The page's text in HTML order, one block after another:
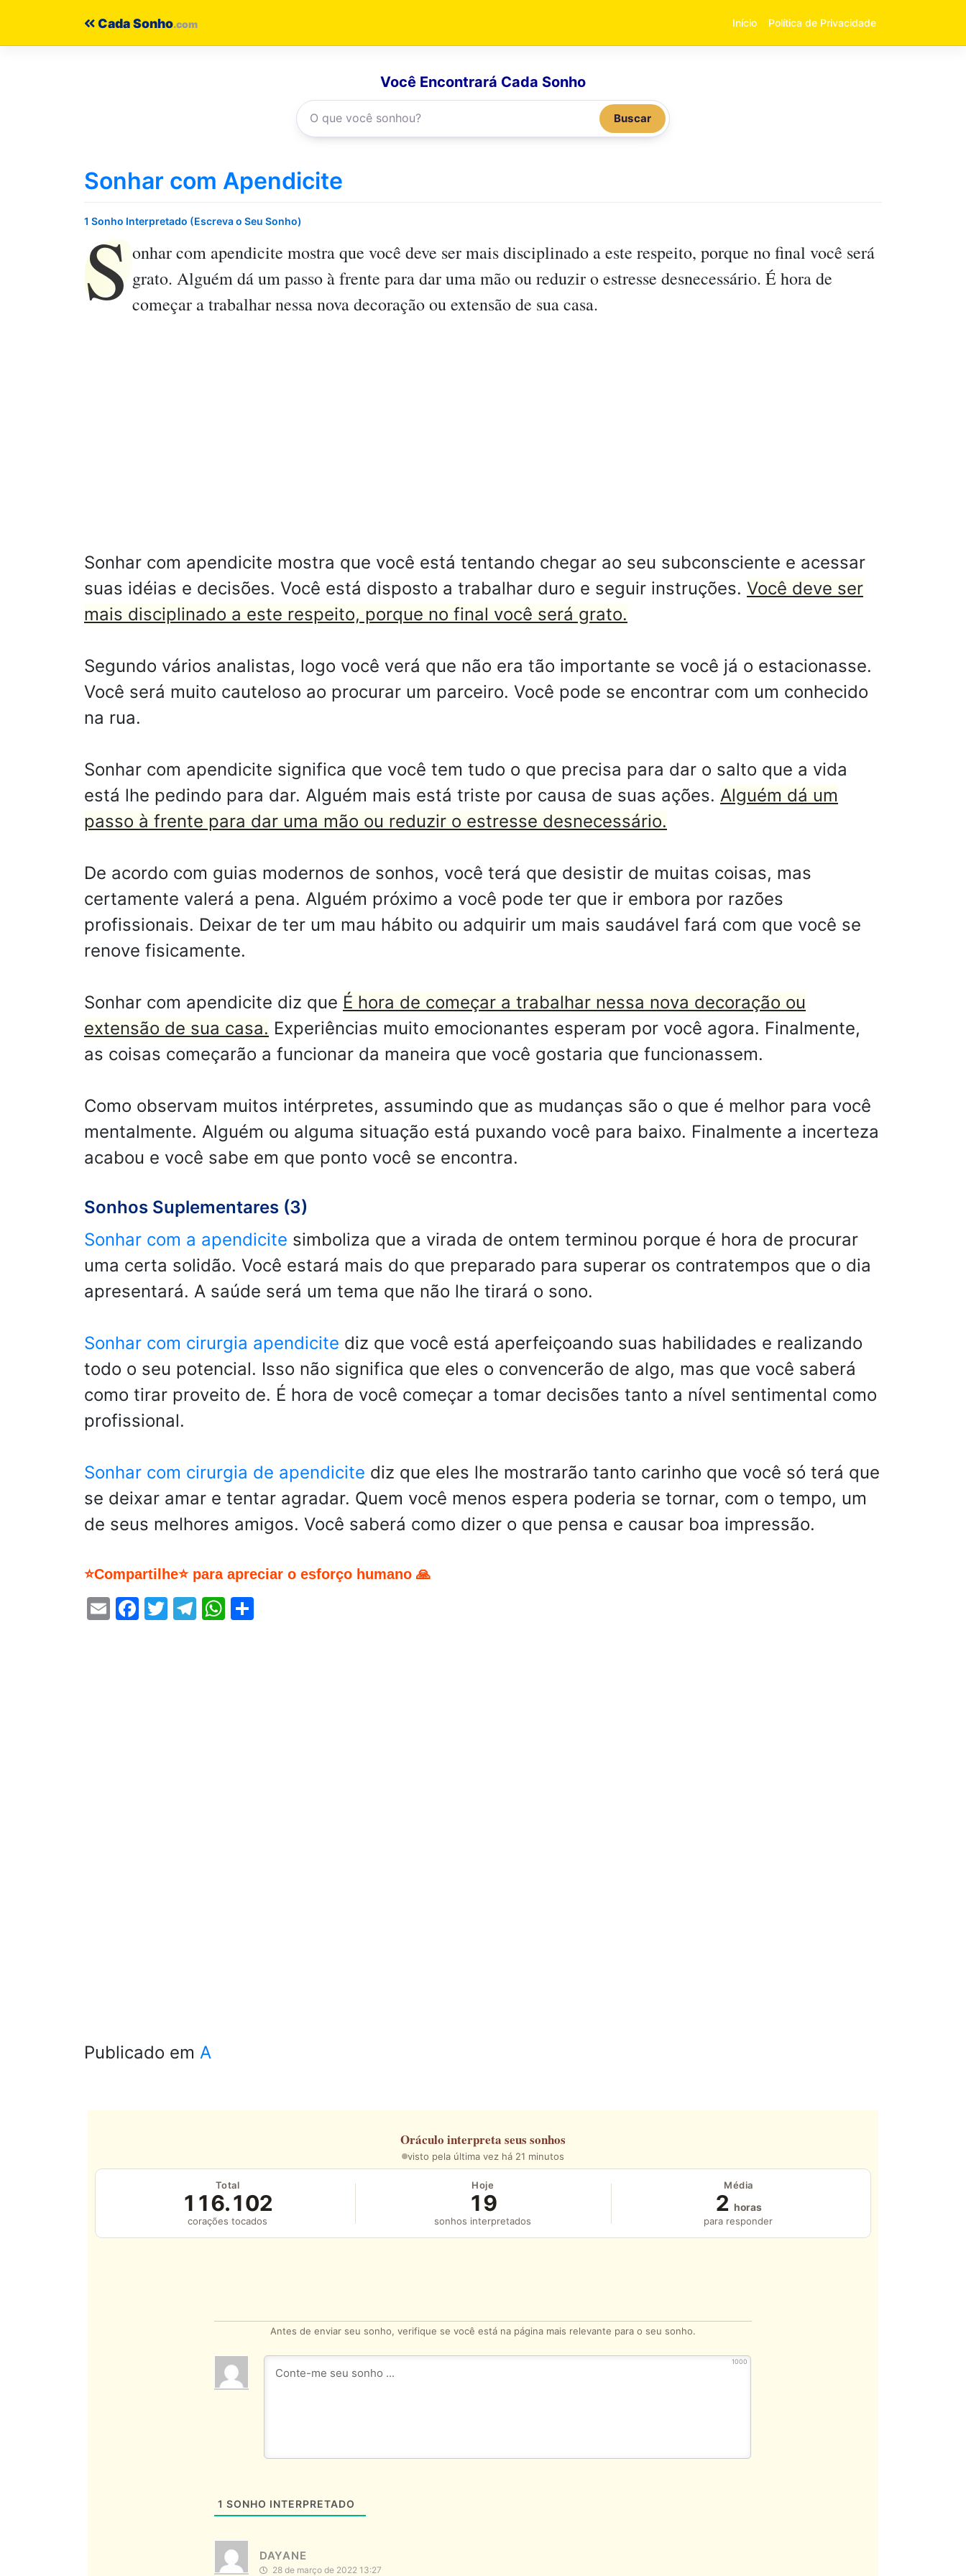
Cada Sonho Início Política de Privacidade
Você Encontrará Cada Sonho
Buscar
Sonhar com Apendicite
1 Sonho Interpretado (Escreva o Seu Sonho)
S onhar com apendicite mostra que você deve ser mais disciplinado a este respeito, porque no final você será
grato. Alguém dá um passo à frente para dar uma mão ou reduzir o estresse desnecessário. É hora de
começar a trabalhar nessa nova decoração ou extensão de sua casa.
Sonhar com apendicite mostra que você está tentando chegar ao seu subconsciente e acessar
suas idéias e decisões. Você está disposto a trabalhar duro e seguir instruções. Você deve ser
mais disciplinado a este respeito, porque no final você será grato.
Segundo vários analistas, logo você verá que não era tão importante se você já o estacionasse.
Você será muito cauteloso ao procurar um parceiro. Você pode se encontrar com um conhecido
na rua.
Sonhar com apendicite significa que você tem tudo o que precisa para dar o salto que a vida
está lhe pedindo para dar. Alguém mais está triste por causa de suas ações. Alguém dá um
passo à frente para dar uma mão ou reduzir o estresse desnecessário.
De acordo com guias modernos de sonhos, você terá que desistir de muitas coisas, mas
certamente valerá a pena. Alguém próximo a você pode ter que ir embora por razões
profissionais. Deixar de ter um mau hábito ou adquirir um mais saudável fará com que você se
renove fisicamente.
Sonhar com apendicite diz que É hora de começar a trabalhar nessa nova decoração ou
extensão de sua casa. Experiências muito emocionantes esperam por você agora. Finalmente,
as coisas começarão a funcionar da maneira que você gostaria que funcionassem.
Como observam muitos intérpretes, assumindo que as mudanças são o que é melhor para você
mentalmente. Alguém ou alguma situação está puxando você para baixo. Finalmente a incerteza
acabou e você sabe em que ponto você se encontra.
Sonhos Suplementares (3)
Sonhar com a apendicite simboliza que a virada de ontem terminou porque é hora de procurar
uma certa solidão. Você estará mais do que preparado para superar os contratempos que o dia
apresentará. A saúde será um tema que não lhe tirará o sono.
Sonhar com cirurgia apendicite diz que você está aperfeiçoando suas habilidades e realizando
todo o seu potencial. Isso não significa que eles o convencerão de algo, mas que você saberá
como tirar proveito de. É hora de você começar a tomar decisões tanto a nível sentimental como
profissional.
Sonhar com cirurgia de apendicite diz que eles lhe mostrarão tanto carinho que você só terá que
se deixar amar e tentar agradar. Quem você menos espera poderia se tornar, com o tempo, um
de seus melhores amigos. Você saberá como dizer o que pensa e causar boa impressão.
⭐Compartilhe⭐ para apreciar o esforço humano 🙏
EmailFacebook
Twitter
Telegram
WhatsApp
Publicado em A
Oráculo interpreta seus sonhos
visto pela última vez há 21 minutos
Total
116.102
corações tocados
Hoje
19
sonhos interpretados
Média
2 horas
para responder
Antes de enviar seu sonho, verifique se você está na página mais relevante para o seu sonho.
1000
1 SONHO INTERPRETADO
DAYANE
28 de março de 2022 13:27